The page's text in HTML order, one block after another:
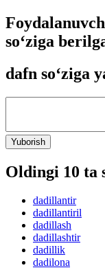
so‘ziga
dafn so‘ziga
Yuborish
Oldingi 10 ta
dadillantir
dadillantiril
dadillash
dadillashtir
dadillik
dadilona